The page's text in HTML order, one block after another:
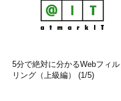
5分で絶対に分かるWebフィル
リング（上級編） (1/5)